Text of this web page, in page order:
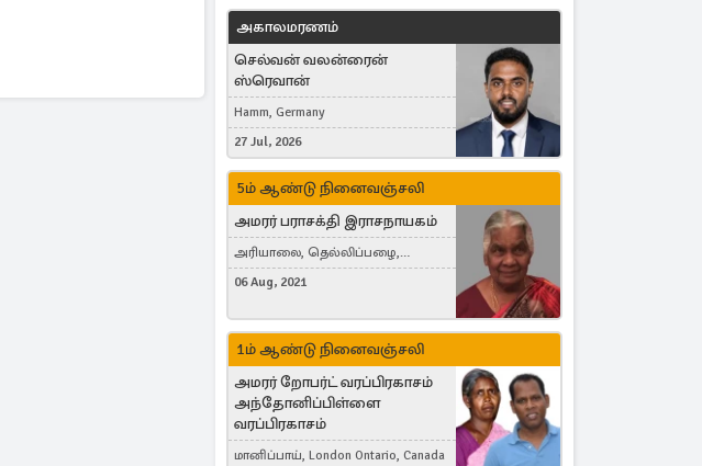
அகாலமரணம்
செல்வன் வலன்ரைன்
ஸ்ரெவான்
Hamm, Germany
27 Jul, 2026
5ம் ஆண்டு நினைவஞ்சலி
அமரர் பராசக்தி இராசநாயகம்
அரியாலை, தெல்லிப்பழை,
Montreal, Canada
06 Aug, 2021
1ம் ஆண்டு நினைவஞ்சலி
அமரர் றோபர்ட் வரப்பிரகாசம்
அந்தோனிப்பிள்ளை
வரப்பிரகாசம்
மானிப்பாய், London Ontario, Canada